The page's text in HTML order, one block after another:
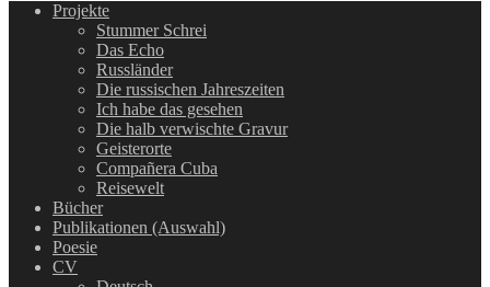
Projekte
Stummer Schrei
Das Echo
Russländer
Die russischen Jahreszeiten
Ich habe das gesehen
Die halb verwischte Gravur
Geisterorte
Compañera Cuba
Reisewelt
Bücher
Publikationen (Auswahl)
Poesie
CV